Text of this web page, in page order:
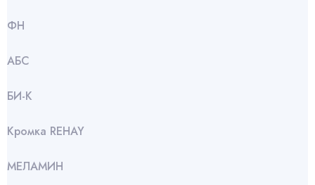
ФН
АБС
БИ-К
Кромка REHAY
МЕЛАМИН